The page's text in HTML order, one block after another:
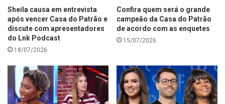
Sheila causa em entrevista
após vencer Casa do Patrão e
discute com apresentadores
do Lnk Podcast
18/07/2026
Confira quem será o grande
campeão da Casa do Patrão
de acordo com as enquetes
15/07/2026